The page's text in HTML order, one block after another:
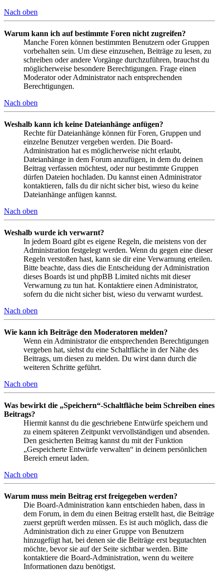
Nach oben
Warum kann ich auf bestimmte Foren nicht zugreifen?
Manche Foren können bestimmten Benutzern oder Gruppen
vorbehalten sein. Um diese einzusehen, Beiträge zu lesen, zu
schreiben oder andere Vorgänge durchzuführen, brauchst du
möglicherweise besondere Berechtigungen. Frage einen
Moderator oder Administrator nach entsprechenden
Berechtigungen.
Nach oben
Weshalb kann ich keine Dateianhänge anfügen?
Rechte für Dateianhänge können für Foren, Gruppen und
einzelne Benutzer vergeben werden. Die Board-
Administration hat es möglicherweise nicht erlaubt,
Dateianhänge in dem Forum anzufügen, in dem du deinen
Beitrag verfassen möchtest, oder nur bestimmte Gruppen
dürfen Dateien hochladen. Du kannst einen Administrator
kontaktieren, falls du dir nicht sicher bist, wieso du keine
Dateianhänge anfügen kannst.
Nach oben
Weshalb wurde ich verwarnt?
In jedem Board gibt es eigene Regeln, die meistens von der
Administration festgelegt werden. Wenn du gegen eine dieser
Regeln verstoßen hast, kann sie dir eine Verwarnung erteilen.
Bitte beachte, dass dies die Entscheidung der Administration
dieses Boards ist und phpBB Limited nichts mit dieser
Verwarnung zu tun hat. Kontaktiere einen Administrator,
sofern du die nicht sicher bist, wieso du verwarnt wurdest.
Nach oben
Wie kann ich Beiträge den Moderatoren melden?
Wenn ein Administrator die entsprechenden Berechtigungen
vergeben hat, siehst du eine Schaltfläche in der Nähe des
Beitrags, um diesen zu melden. Du wirst dann durch die
weiteren Schritte geführt.
Nach oben
Was bewirkt die „Speichern“-Schaltfläche beim Schreiben eines
Beitrags?
Hiermit kannst du die geschriebene Entwürfe speichern und
zu einem späteren Zeitpunkt vervollständigen und absenden.
Den gesicherten Beitrag kannst du mit der Funktion
„Gespeicherte Entwürfe verwalten“ in deinem persönlichen
Bereich erneut laden.
Nach oben
Warum muss mein Beitrag erst freigegeben werden?
Die Board-Administration kann entschieden haben, dass in
dem Forum, in dem du einen Beitrag erstellt hast, die Beiträge
zuerst geprüft werden müssen. Es ist auch möglich, dass die
Administration dich zu einer Gruppe von Benutzern
hinzugefügt hat, bei denen sie die Beiträge erst begutachten
möchte, bevor sie auf der Seite sichtbar werden. Bitte
kontaktiere die Board-Administration, wenn du weitere
Informationen dazu benötigst.